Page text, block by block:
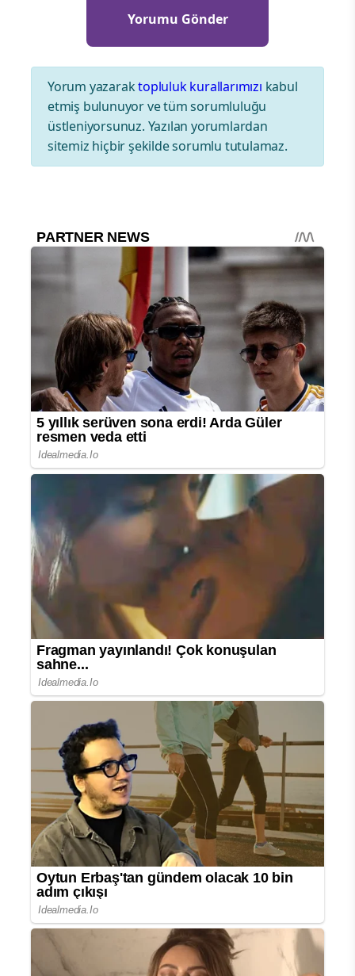
Yorum yazaraktopluluk kurallarımızı kabul
etmiş bulunuyor ve tüm sorumluluğu
üstleniyorsunuz. Yazılan yorumlardan
sitemiz hiçbir şekilde sorumlu tutulamaz.